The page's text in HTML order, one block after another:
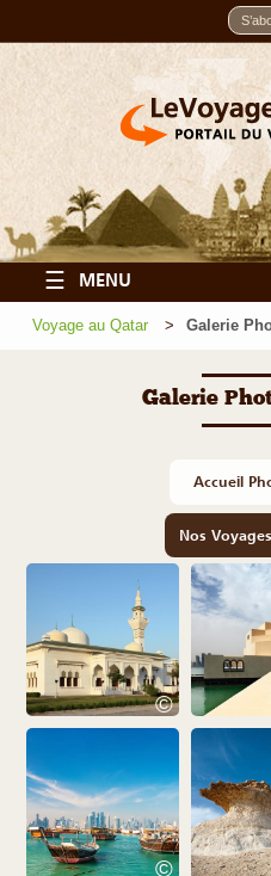
☰ MENU
Voyage au Qatar Galerie
Galerie
Accueil
Nos
©
©